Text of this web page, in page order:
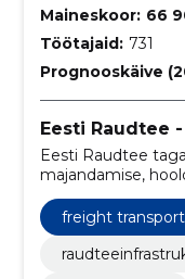
Maineskoor: 66
Töötajaid: 731
Prognooskäive
Eesti Raudtee
Eesti Raudtee
majandamise,
liikluskorralduse.
freight transport